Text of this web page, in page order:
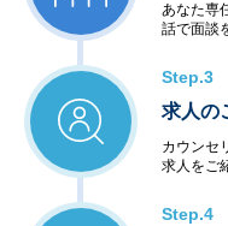
あなた専
話で面談
Step.3
求人の
カウンセ
求人をご
Step.4